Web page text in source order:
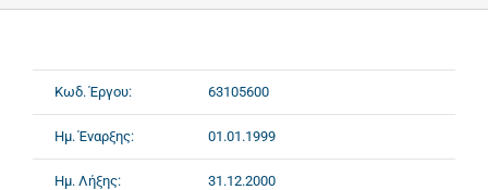
Κωδ. Έργου: 63105600
Ημ. Έναρξης: 01.01.1999
Ημ. Λήξης: 31.12.2000